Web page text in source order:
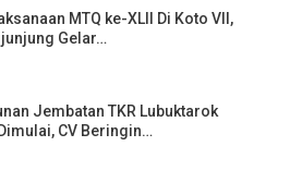
MTQ ke-XLII Di Koto VII,
Gelar…
Jembatan TKR Lubuktarok
CV Beringin…